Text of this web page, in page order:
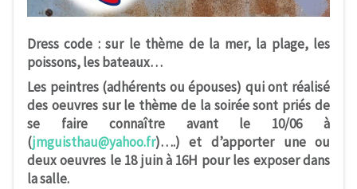
Dress code : sur le thème de la mer, la plage, les
poissons, les bateaux…
Les peintres (adhérents ou épouses) qui ont réalisé
des oeuvres sur le thème de la soirée sont priés de
se faire connaître avant le 10/06 à
(jmguisthau@yahoo.fr)….) et d’apporter une ou
deux oeuvres le 18 juin à 16H pour les exposer dans
la salle.